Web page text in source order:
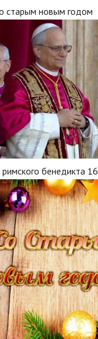
старым новым годом
бенедикта 16